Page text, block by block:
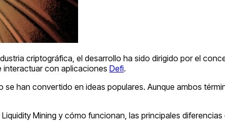
criptográfica, el desarrollo ha sido dirigido por el
interactuar con aplicaciones Defi.
se han convertido en ideas populares. Aunque ambos
Mining y cómo funcionan, las principales